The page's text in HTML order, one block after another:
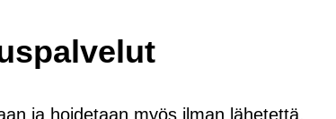
ja hoidetaan myös ilman lähetettä.